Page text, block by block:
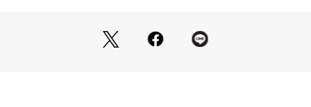
量なミッドソール素材
●ソフトな接地感を実現するために「軟らかさ」を追い求めた